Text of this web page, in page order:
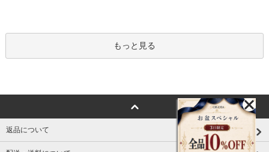
もっと見る
返品について